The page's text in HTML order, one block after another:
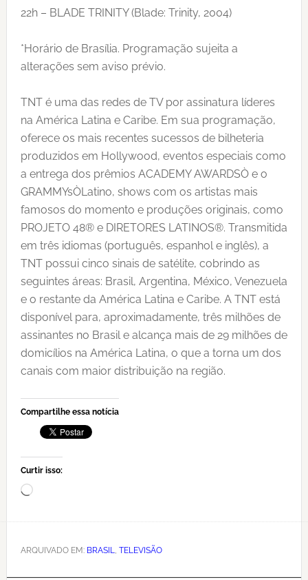
22h – BLADE TRINITY (Blade: Trinity, 2004)
*Horário de Brasília. Programação sujeita a
alterações sem aviso prévio.
TNT é uma das redes de TV por assinatura líderes
na América Latina e Caribe. Em sua programação,
oferece os mais recentes sucessos de bilheteria
produzidos em Hollywood, eventos especiais como
a entrega dos prêmios ACADEMY AWARDSÒ e o
GRAMMYsÒLatino, shows com os artistas mais
famosos do momento e produções originais, como
PROJETO 48® e DIRETORES LATINOS®. Transmitida
em três idiomas (português, espanhol e inglês), a
TNT possui cinco sinais de satélite, cobrindo as
seguintes áreas: Brasil, Argentina, México, Venezuela
e o restante da América Latina e Caribe. A TNT está
disponível para, aproximadamente, três milhões de
assinantes no Brasil e alcança mais de 29 milhões de
domicílios na América Latina, o que a torna um dos
canais com maior distribuição na região.
Compartilhe essa notícia
Curtir isso:
Carregando...
ARQUIVADO EM: BRASIL, TELEVISÃO